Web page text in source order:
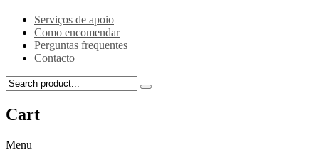
Serviços de apoio
Como encomendar
Perguntas frequentes
Contacto
Cart
Menu